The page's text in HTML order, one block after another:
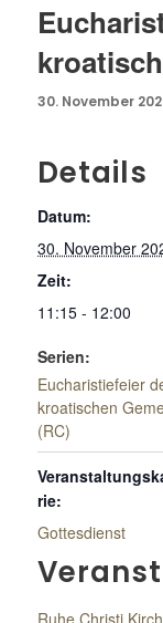
30. November
Details
Datum:
30. November
Zeit:
11:15 - 12:00
Serien:
Eucharistiefeier
kroatischen
(RC)
rie:
Gottesdienst
Ruhe Christi